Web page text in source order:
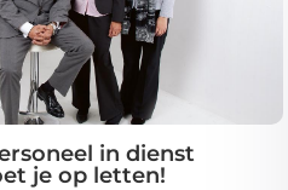
in dienst
je op letten!